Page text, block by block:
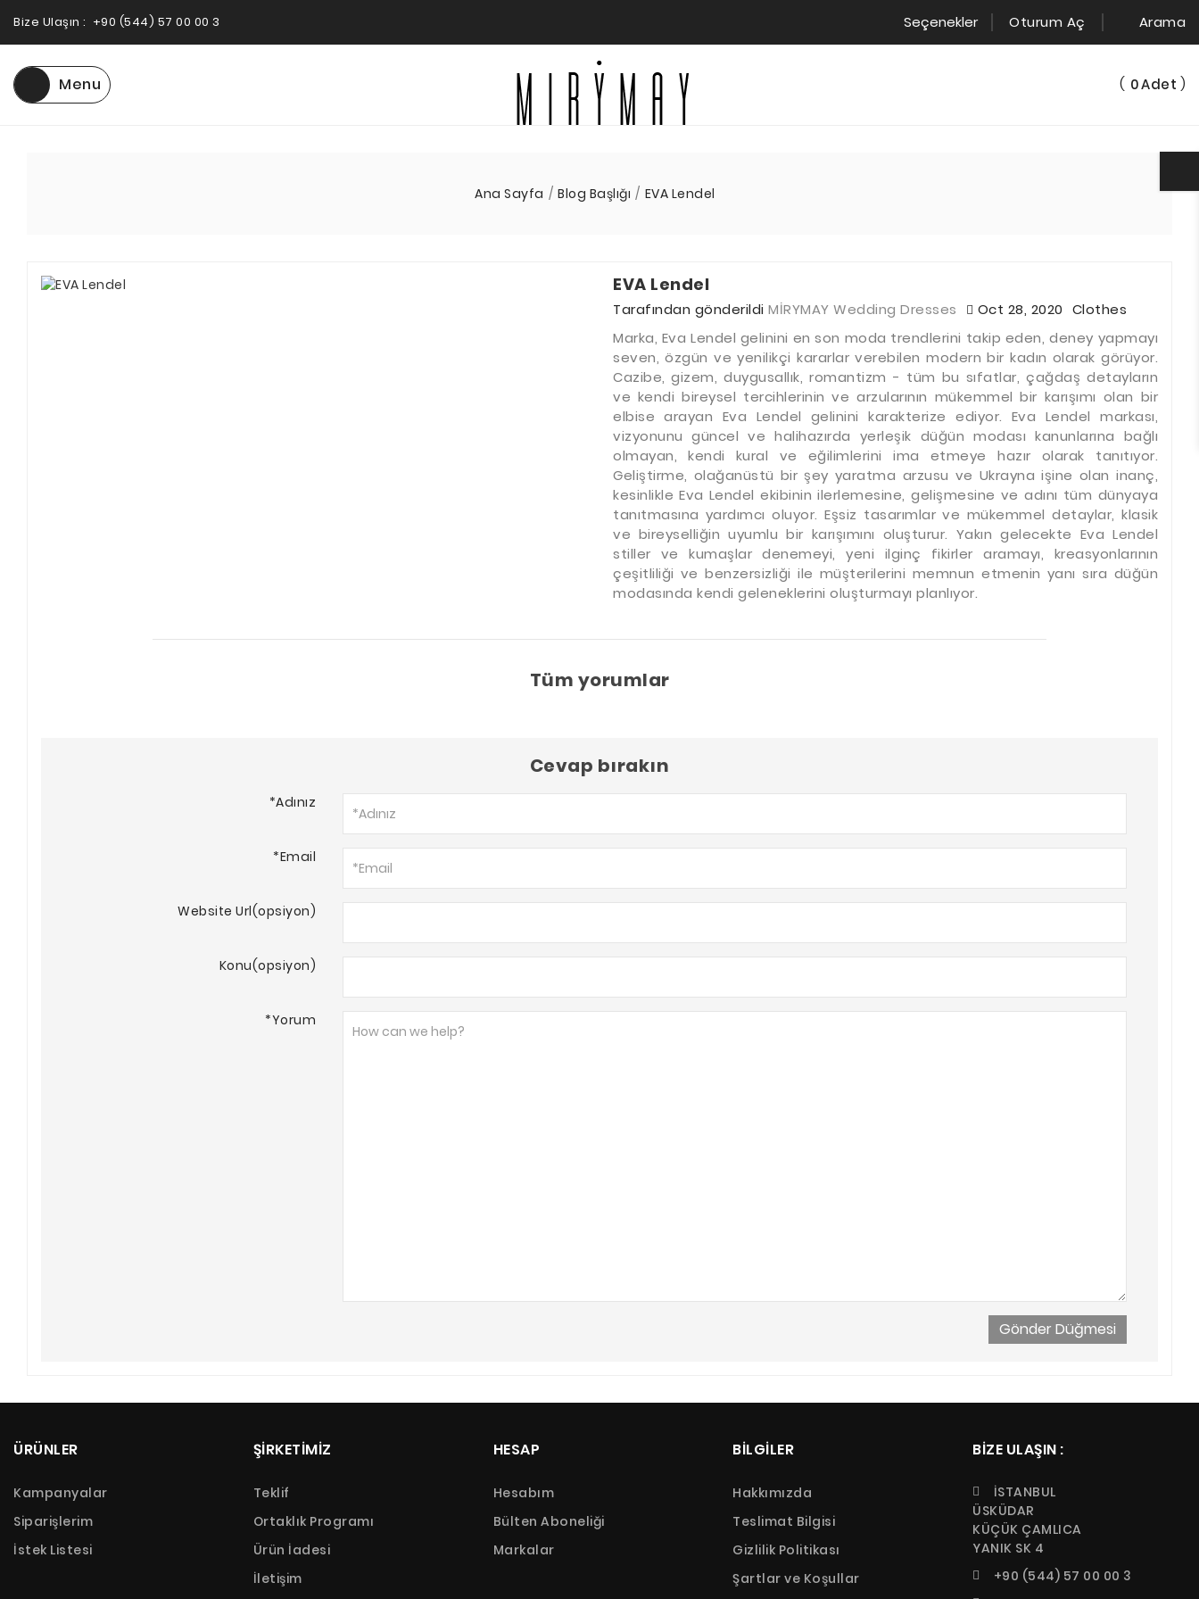
Bize Ulaşın : +90 (544) 57 00 00 3 Seçenekler Oturum Aç Arama
Menu ( 0Adet )
Ana Sayfa Blog Başlığı EVA Lendel
EVA Lendel
Tarafından gönderildi MİRYMAY Wedding Dresses Oct 28, 2020 Clothes
Marka, Eva Lendel gelinini en son moda trendlerini takip eden, deney yapmayı
seven, özgün ve yenilikçi kararlar verebilen modern bir kadın olarak görüyor.
Cazibe, gizem, duygusallık, romantizm - tüm bu sıfatlar, çağdaş detayların
ve kendi bireysel tercihlerinin ve arzularının mükemmel bir karışımı olan bir
elbise arayan Eva Lendel gelinini karakterize ediyor. Eva Lendel markası,
vizyonunu güncel ve halihazırda yerleşik düğün modası kanunlarına bağlı
olmayan, kendi kural ve eğilimlerini ima etmeye hazır olarak tanıtıyor.
Geliştirme, olağanüstü bir şey yaratma arzusu ve Ukrayna işine olan inanç,
kesinlikle Eva Lendel ekibinin ilerlemesine, gelişmesine ve adını tüm dünyaya
tanıtmasına yardımcı oluyor. Eşsiz tasarımlar ve mükemmel detaylar, klasik
ve bireyselliğin uyumlu bir karışımını oluşturur. Yakın gelecekte Eva Lendel
stiller ve kumaşlar denemeyi, yeni ilginç fikirler aramayı, kreasyonlarının
çeşitliliği ve benzersizliği ile müşterilerini memnun etmenin yanı sıra düğün
modasında kendi geleneklerini oluşturmayı planlıyor.
Tüm yorumlar
Cevap bırakın
*Adınız
*Email
Website Url(opsiyon)
Konu(opsiyon)
*Yorum
ÜRÜNLER
Kampanyalar
Siparişlerim
İstek Listesi
ŞİRKETİMİZ
Teklif
Ortaklık Programı
Ürün İadesi
İletişim
HESAP
Hesabım
Bülten Aboneliği
Markalar
BILGILER
Hakkımızda
Teslimat Bilgisi
Gizlilik Politikası
Şartlar ve Koşullar
BIZE ULAŞIN :
İSTANBUL
ÜSKÜDAR
KÜÇÜK ÇAMLICA
YANIK SK 4
+90 (544) 57 00 00 3